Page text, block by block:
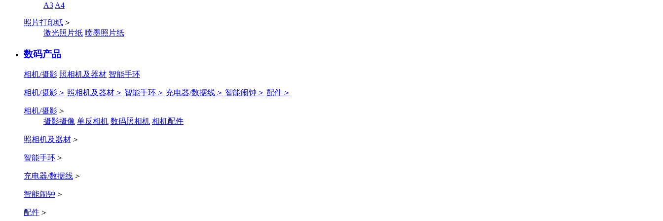
A3 A4
照片打印纸 ＞
激光照片纸 喷墨照片纸
数码产品
相机/摄影 照相机及器材 智能手环
相机/摄影 ＞ 照相机及器材 ＞ 智能手环 ＞ 充电器/数据线 ＞ 智能闹钟 ＞ 配件 ＞
相机/摄影 ＞
摄影摄像 单反相机 数码照相机 相机配件
照相机及器材 ＞
智能手环 ＞
充电器/数据线 ＞
智能闹钟 ＞
配件 ＞